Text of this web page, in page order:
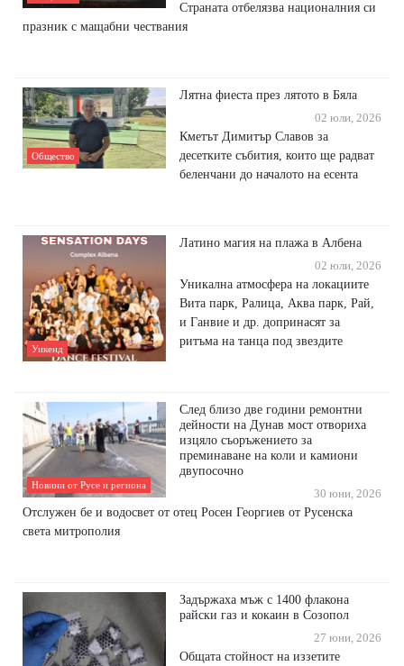
Страната отбелязва националния си
празник с мащабни чествания
Общество
Лятна фиеста през лятото в Бяла
02 юли, 2026
Кметът Димитър Славов за
десетките събития, които ще радват
беленчани до началото на есента
Уикенд
Латино магия на плажа в Албена
02 юли, 2026
Уникална атмосфера на локациите
Вита парк, Ралица, Аква парк, Рай,
и Ганвие и др. допринасят за
ритъма на танца под звездите
Новини от Русе и региона
След близо две години ремонтни
дейности на Дунав мост отвориха
изцяло съоръжението за
преминаване на коли и камиони
двупосочно
30 юни, 2026
Отслужен бе и водосвет от отец Росен Георгиев от Русенска
света митрополия
Задържаха мъж с 1400 флакона
райски газ и кокаин в Созопол
27 юни, 2026
Общата стойност на иззетите